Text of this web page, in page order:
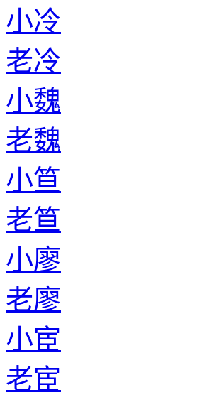
小冷
老冷
小魏
老魏
小笪
老笪
小廖
老廖
小宦
老宦